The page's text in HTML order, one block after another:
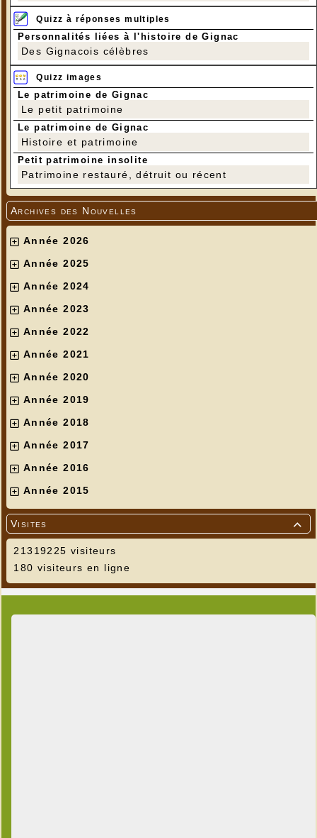
Quizz à réponses multiples
Personnalités liées à l'histoire de Gignac
Des Gignacois célèbres
Quizz images
Le patrimoine de Gignac
Le petit patrimoine
Le patrimoine de Gignac
Histoire et patrimoine
Petit patrimoine insolite
Patrimoine restauré, détruit ou récent
Archives des Nouvelles
Année 2026
Année 2025
Année 2024
Année 2023
Année 2022
Année 2021
Année 2020
Année 2019
Année 2018
Année 2017
Année 2016
Année 2015

Visites
21319225 visiteurs
180 visiteurs en ligne